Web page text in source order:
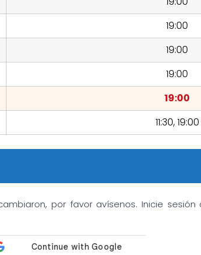
19:00
19:00
19:00
19:00
11:30, 19:00
por favor avísenos. Inicie